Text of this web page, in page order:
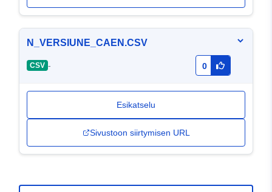
N_VERSIUNE_CAEN.CSV
CSV - 0
Esikatselu
Sivustoon siirtymisen URL